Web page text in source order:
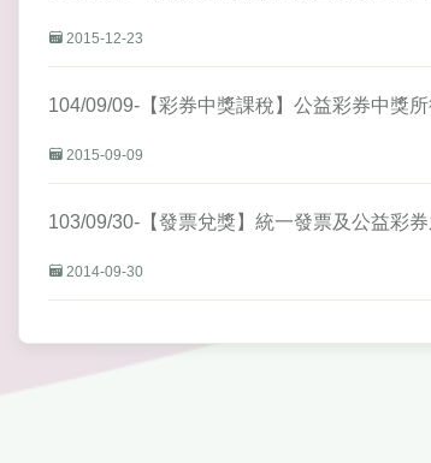
2015-12-23
104/09/09-【彩券中獎課稅】公益彩券中獎
2015-09-09
103/09/30-【發票兌獎】統一發票及公益彩
2014-09-30